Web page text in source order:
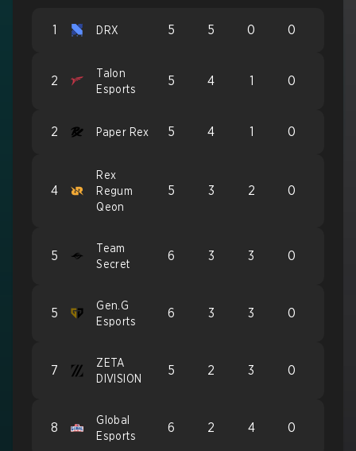
1 DRX 5 5 0 0
2
Talon
Esports
5 4 1 0
2 Paper Rex 5 4 1 0
4
Rex
Regum
Qeon
5 3 2 0
5
Team
Secret
6 3 3 0
5
Gen.G
Esports
6 3 3 0
7
ZETA
DIVISION
5 2 3 0
8
Global
Esports
6 2 4 0